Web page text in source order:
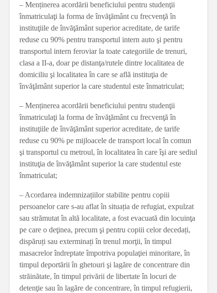
– Menținerea acordării beneficiului pentru studenţii
înmatriculaţi la forma de învăţământ cu frecvenţă în
instituţiile de învăţământ superior acreditate, de tarife
reduse cu 90% pentru transportul intern auto şi pentru
transportul intern feroviar la toate categoriile de trenuri,
clasa a II-a, doar pe distanţa/rutele dintre localitatea de
domiciliu şi localitatea în care se află instituţia de
învăţământ superior la care studentul este înmatriculat;
– Menținerea acordării beneficiului pentru studenţii
înmatriculaţi la forma de învăţământ cu frecvenţă în
instituţiile de învăţământ superior acreditate, de tarife
reduse cu 90% pe mijloacele de transport local în comun
şi transportul cu metroul, în localitatea în care îşi are sediul
instituţia de învăţământ superior la care studentul este
înmatriculat;
– Acordarea indemnizațiilor stabilite pentru copiii
persoanelor care s-au aflat în situația de refugiat, expulzat
sau strămutat în altă localitate, a fost evacuată din locuinţa
pe care o deţinea, precum şi pentru copiii celor decedați,
dispăruți sau exterminați în trenul morţii, în timpul
masacrelor îndreptate împotriva populaţiei minoritare, în
timpul deportării în ghetouri şi lagăre de concentrare din
străinătate, în timpul privării de libertate în locuri de
detenţie sau în lagăre de concentrare, în timpul refugierii,